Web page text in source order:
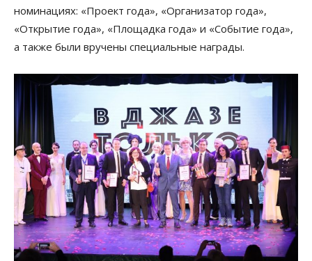
номинациях: «Проект года», «Организатор года»,
«Открытие года», «Площадка года» и «Событие года»,
а также были вручены специальные награды.